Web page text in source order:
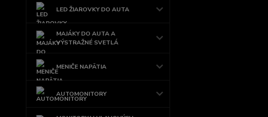
LED ŽIAROVKY DO AUTA
MAJÁKY DO AUTA A
VÝSTRAŽNÉ SVETLÁ
MENIČE NAPÄTIA
AUTOMONITORY